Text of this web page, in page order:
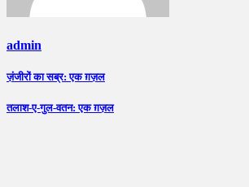
admin
Post
navigation
ज़ंजीरों का सब्र: एक ग़ज़ल
तलाश-ए-गुल-वतन: एक ग़ज़ल